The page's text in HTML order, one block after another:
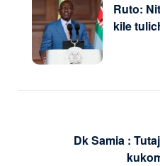
Ruto:
kile
Dk Samia :